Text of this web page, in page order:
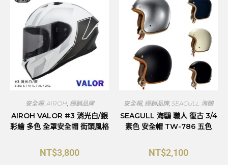
安全帽, AIROH, 經銷品牌
AIROH VALOR #3 消光白/銀
彩繪 多色 全罩安全帽 街頭風格
NT$3,800
安全帽, 經銷品牌, SEAGULL 海鷗
SEAGULL 海鷗 職人 復古 3/4
素色 安全帽 TW-786 五色
NT$2,100